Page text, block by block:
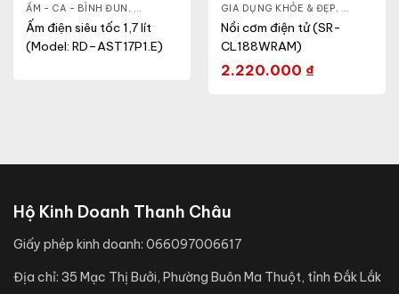
ẤM - CA - BÌNH ĐUN , GIA DỤNG KHỎE & ĐẸP,NỒI - ẤM - CA - BÌNH
Ấm điện siêu tốc 1,7 lít
(Model: RD–AST17P1.E)
GIA DỤNG KHỎE & ĐẸP,
Nồi cơm điện tử (SR-
CL188WRAM)
2.220.000 ₫
,LÒ VI SÓNG
Hộ Kinh Doanh Thanh Châu
Giấy phép kinh doanh: 066097006617
Địa chỉ: 35 Mạc Thị Bưởi, Phường Buôn Ma Thuột, tỉnh Đắk Lắk